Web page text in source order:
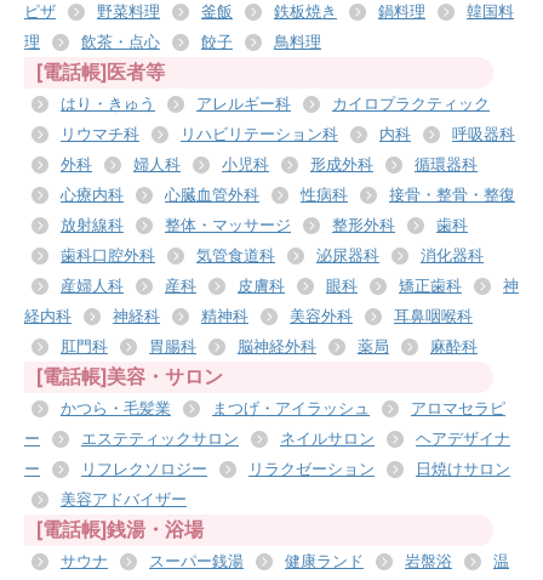
ピザ
野菜料理 釜飯 鉄板焼き 鍋料理
韓国料
理
飲茶・点心 餃子 鳥料理
[電話帳]医者等
はり・きゅう アレルギー科
カイロプラクティック
リウマチ科
リハビリテーション科 内科
呼吸器科
外科
婦人科 小児科 形成外科
循環器科
心療内科
心臓血管外科 性病科
接骨・整骨・整復
放射線科
整体・マッサージ 整形外科
歯科
歯科口腔外科
気管食道科 泌尿器科
消化器科
産婦人科
産科 皮膚科 眼科 矯正歯科
神
経内科
神経科 精神科 美容外科
耳鼻咽喉科
肛門科
胃腸科 脳神経外科 薬局 麻酔科
[電話帳]美容・サロン
かつら・毛髪業 まつげ・アイラッシュ
アロマセラピ
ー
エステティックサロン ネイルサロン
ヘアデザイナ
ー
リフレクソロジー リラクゼーション
日焼けサロン
美容アドバイザー
[電話帳]銭湯・浴場
サウナ スーパー銭湯 健康ランド 岩盤浴
温